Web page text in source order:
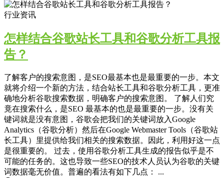
行业资讯
怎样结合谷歌站长工具和谷歌分析工具报
告？
了解客户的搜索意图，是SEO最基本也是最重要的一步。本文
就将介绍一个新的方法，结合站长工具和谷歌分析工具，更准
确地分析谷歌搜索数据，明确客户的搜索意图。 了解人们究
竟在搜索什么，是SEO 最基本的也是最重要的一步。没有关
键词就是没有意图，谷歌会把我们的关键词放入Google
Analytics（谷歌分析）然后在Google Webmaster Tools（谷歌站
长工具）里提供给我们相关的搜索数据。因此，利用好这一点
是很重要的。 过去，使用谷歌分析工具生成的报告似乎是不
可能的任务的。这也导致一些SEO的技术人员认为谷歌的关键
词数据毫无价值。普遍的看法有如下几点： ...